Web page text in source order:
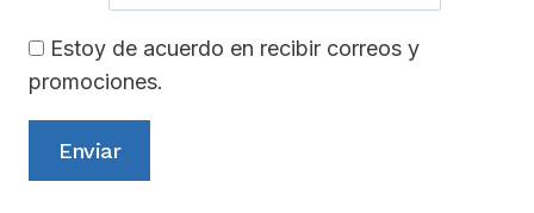
Estoy de acuerdo en recibir correos y
promociones.
Enviar